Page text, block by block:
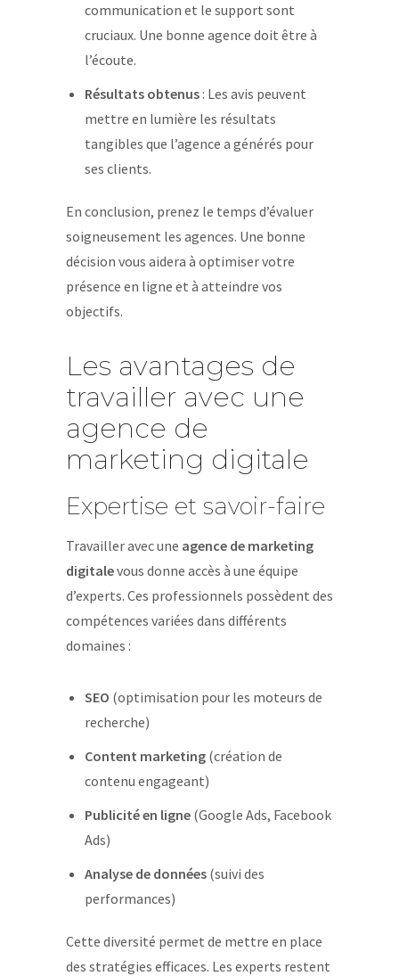
communication et le support sont
cruciaux. Une bonne agence doit être à
l’écoute.
Résultats obtenus: Les avis peuvent
mettre en lumière les résultats
tangibles que l’agence a générés pour
ses clients.
En conclusion, prenez le temps d’évaluer
soigneusement les agences. Une bonne
décision vous aidera à optimiser votre
présence en ligne et à atteindre vos
objectifs.
Les avantages de
travailler avec une
agence de
marketing digitale
Expertise et savoir-faire
Travailler avec une agence de marketing
digitalevous donne accès à une équipe
d’experts. Ces professionnels possèdent des
compétences variées dans différents
domaines :
SEO (optimisation pour les moteurs de
recherche)
Content marketing(création de
contenu engageant)
Publicité en ligne(Google Ads, Facebook
Ads)
Analyse de données(suivi des
performances)
Cette diversité permet de mettre en place
des stratégies efficaces. Les experts restent